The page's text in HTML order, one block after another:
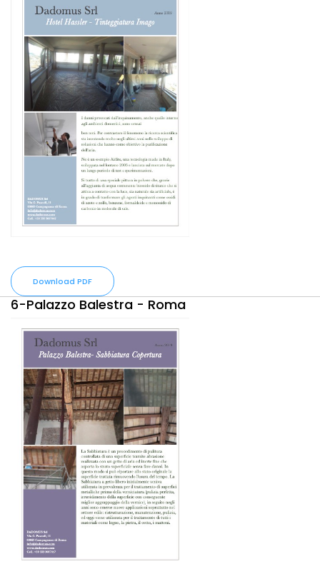
Download PDF
6-Palazzo Balestra - Roma